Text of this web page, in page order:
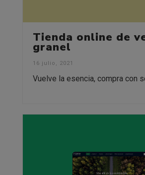
Tienda online de
granel
16 julio, 2021
Vuelve la esencia, compra con